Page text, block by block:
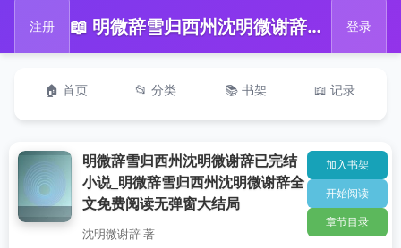
注册 📖 明微辞雪归西州沈明微谢辞已完结小说_明微辞雪归西州沈明微谢辞全文免费阅读无弹窗大结局 登录
🏠 首页 📂 分类 📚 书架 📖 记录
明微辞雪归西州沈明微谢辞已完结
小说_明微辞雪归西州沈明微谢辞全
文免费阅读无弹窗大结局
沈明微谢辞 著
加入书架
开始阅读
章节目录